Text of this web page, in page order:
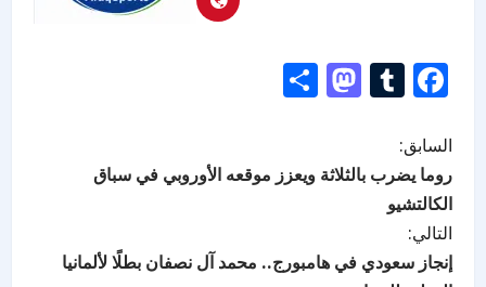
Facebook
Tumblr
Mastodon
السابق:
روما يضرب بالثلاثة ويعزز موقعه الأوروبي في سباق
الكالتشيو
التالي:
إنجاز سعودي في هامبورج.. محمد آل نصفان بطلًا لألمانيا